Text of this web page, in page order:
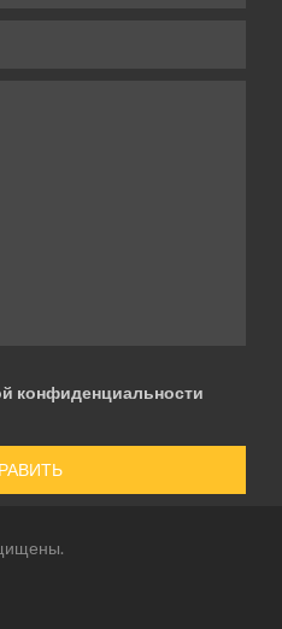
конфиденциальности